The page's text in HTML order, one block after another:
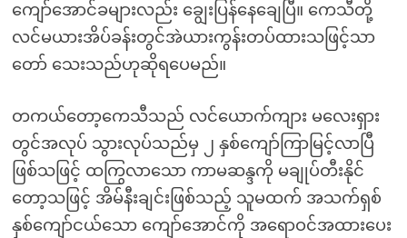
ကျော်အောင်ခများလည်း ချွေးပြန်နေချေပြီ။ ကေသီတို့
လင်မယားအိပ်ခန်းတွင်အဲယားကွန်းတပ်ထားသဖြင့်သာ
တော် သေးသည်ဟုဆိုရပေမည်။
တကယ်တော့ကေသီသည် လင်ယောက်ကျား မလေးရှား
တွင်အလုပ် သွားလုပ်သည်မှ ၂ နှစ်ကျော်ကြာမြင့်လာပြီ
ဖြစ်သဖြင့် ထကြွလာသော ကာမဆန္ဒကို မချုပ်တီးနိုင်
တော့သဖြင့် အိမ်နီးချင်းဖြစ်သည့် သူမထက် အသက်ရှစ်
နှစ်ကျော်ငယ်သော ကျော်အောင်ကို အရောဝင်အထားပေး